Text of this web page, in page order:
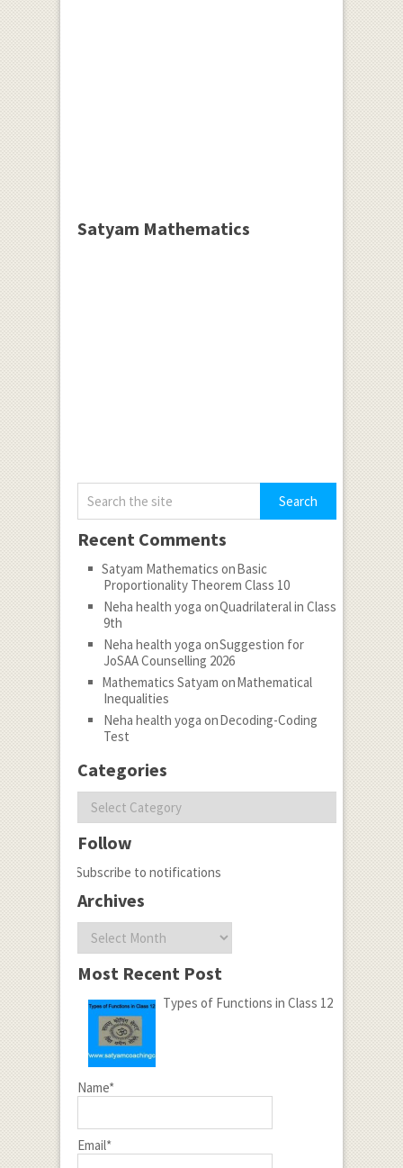
Satyam Mathematics
Recent Comments
Satyam Mathematics onBasic
Proportionality Theorem Class 10
Neha health yoga onQuadrilateral in Class
9th
Neha health yoga onSuggestion for
JoSAA Counselling 2026
Mathematics Satyam onMathematical
Inequalities
Neha health yoga onDecoding-Coding
Test
Categories
Categories
Follow
Subscribe to notifications
Archives
Archives
Most Recent Post
Types of Functions in Class 12
Name*
Email*